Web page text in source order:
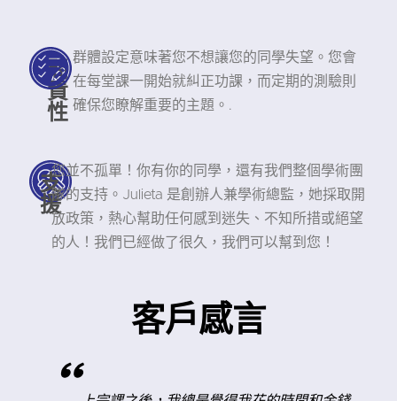
問
責
性
群體設定意味著您不想讓您的同學失望。您會
在每堂課一開始就糾正功課，而定期的測驗則
確保您瞭解重要的主題。.
支
援
您並不孤單！你有你的同學，還有我們整個學術團
隊的支持。Julieta 是創辦人兼學術總監，她採取開
放政策，熱心幫助任何感到迷失、不知所措或絕望
的人！我們已經做了很久，我們可以幫到您！
客戶感言
"